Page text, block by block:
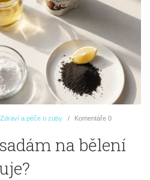
Zdraví a péče o zuby Komentáře 0
na bělení